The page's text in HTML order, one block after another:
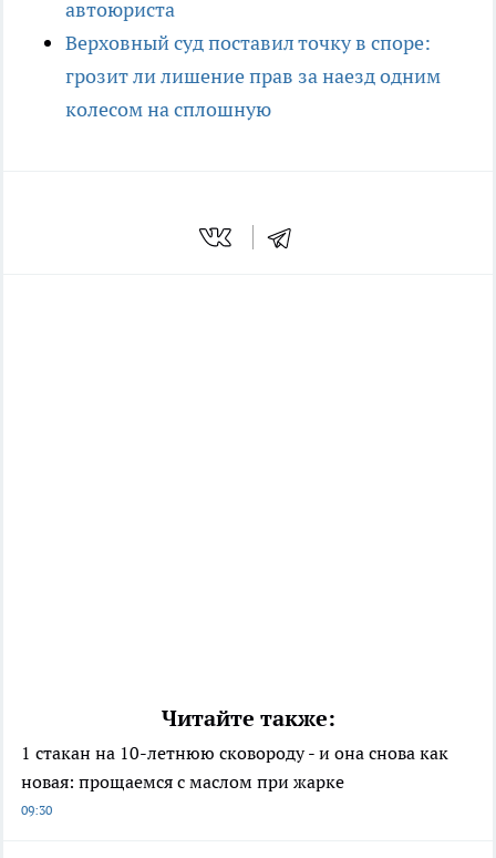
автоюриста
Верховный суд поставил точку в споре:
грозит ли лишение прав за наезд одним
колесом на сплошную
Читайте также:
1 стакан на 10-летнюю сковороду - и она снова как
новая: прощаемся с маслом при жарке
09:30